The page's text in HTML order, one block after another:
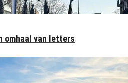
omhaal van letters